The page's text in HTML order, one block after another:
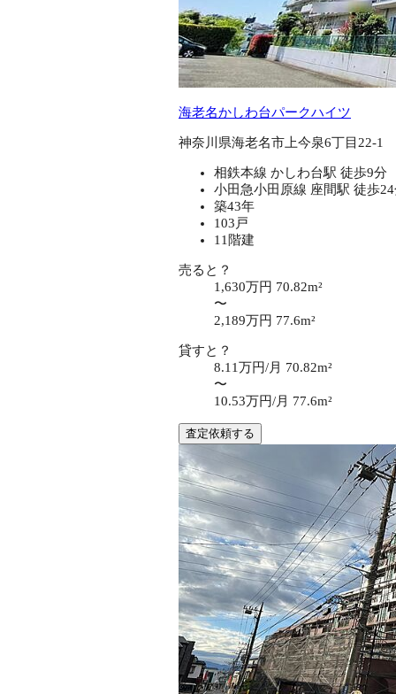
海老名かしわ台パークハイツ
神奈川県海老名市上今泉6丁目22-1
相鉄本線 かしわ台駅 徒歩9分
小田急小田原線 座間駅 徒歩
築43年
103戸
11階建
売ると？
1,630万円 70.82m²
〜
2,189万円 77.6m²
貸すと？
8.11万円/月 70.82m²
〜
10.53万円/月 77.6m²
査定依頼する